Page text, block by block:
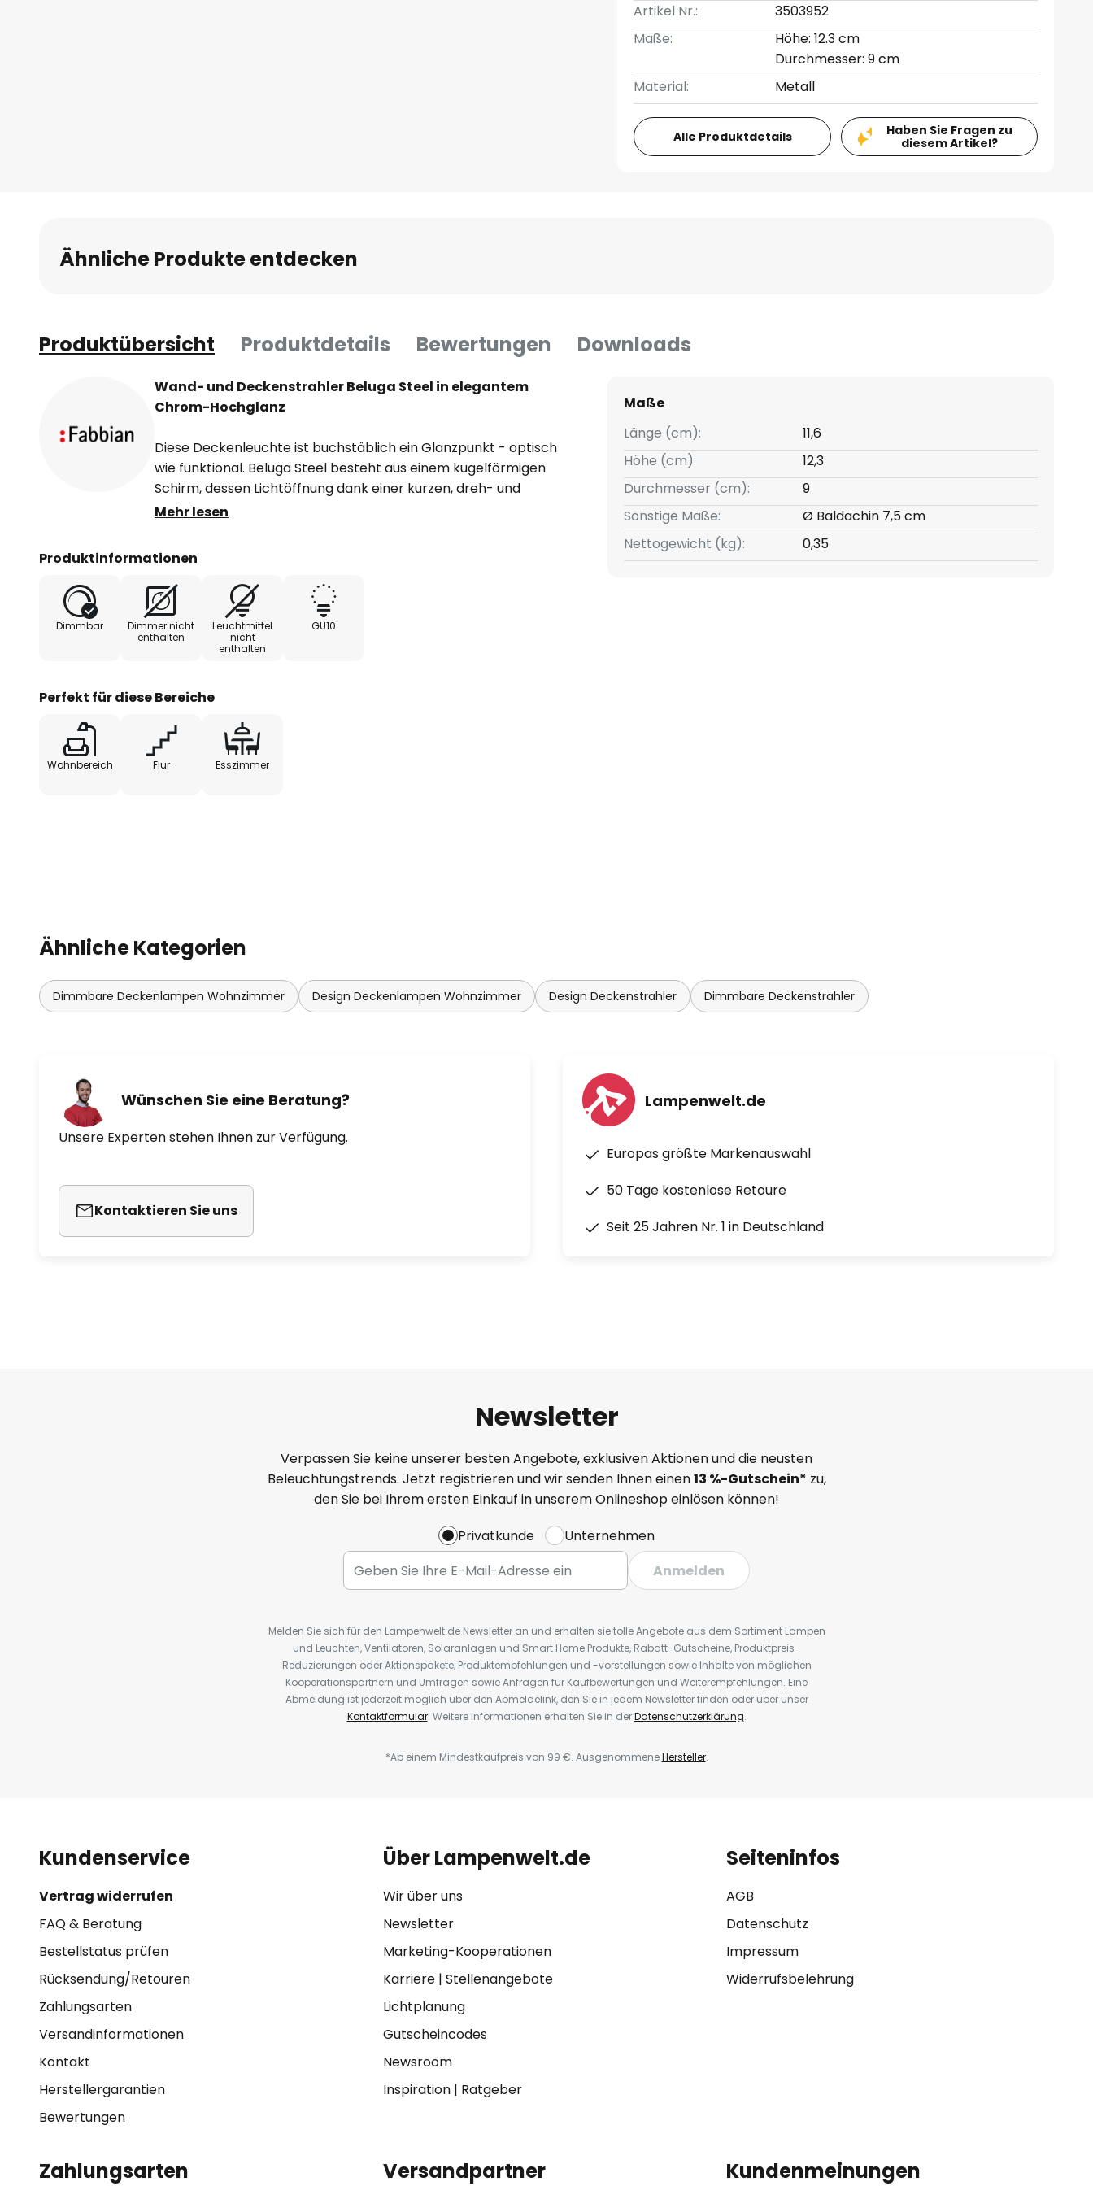
Artikel Nr.:
3503952
Maße:
Höhe: 12.3 cm
Durchmesser: 9 cm
Material:
Metall
Alle Produktdetails
Haben Sie Fragen zu
diesem Artikel?
Ähnliche Produkte entdecken
Produktübersicht Produktdetails Bewertungen Downloads
Wand- und Deckenstrahler Beluga Steel in elegantem
Chrom-Hochglanz
Diese Deckenleuchte ist buchstäblich ein Glanzpunkt - optisch
wie funktional. Beluga Steel besteht aus einem kugelförmigen
Schirm, dessen Lichtöffnung dank einer kurzen, dreh- und
schwenkbaren Halterung in die gewünschte Richtung orientiert
Wohnzimmer spenden oder zur gezielten Beleuchtung von
Der renommierte Industriedesigner Marc Sadler, kreativer Kopf
hinter richtungweisenden Konzepten auf diversen Gebieten, hat
Beluga Steel ein glänzendes Chromfinish spendiert, das vom
kommt. Dieses verleiht der vom italienischen Hersteller Fabbian
Mehr lesen
Produktinformationen
Dimmbar
Dimmer nicht
enthalten
Leuchtmittel
nicht
enthalten
GU10
Perfekt für diese Bereiche
Wohnbereich Flur Esszimmer
Maße
Länge (cm):
11,6
Höhe (cm):
12,3
Durchmesser (cm):
9
Sonstige Maße:
Ø Baldachin 7,5 cm
Nettogewicht (kg):
0,35
Ähnliche Kategorien
Dimmbare Deckenlampen Wohnzimmer Design Deckenlampen Wohnzimmer Design Deckenstrahler Dimmbare Deckenstrahler
Wünschen Sie eine Beratung?
Unsere Experten stehen Ihnen zur Verfügung.
Kontaktieren Sie uns
Lampenwelt.de
Europas größte Markenauswahl
50 Tage kostenlose Retoure
Seit 25 Jahren Nr. 1 in Deutschland
Newsletter
Verpassen Sie keine unserer besten Angebote, exklusiven Aktionen und die neusten
Beleuchtungstrends. Jetzt registrieren und wir senden Ihnen einen13 %-Gutschein* zu,
den Sie bei Ihrem ersten Einkauf in unserem Onlineshop einlösen können!
Privatkunde
Unternehmen
Anmelden
Melden Sie sich für den Lampenwelt.de Newsletter an und erhalten sie tolle Angebote aus dem Sortiment Lampen
und Leuchten, Ventilatoren, Solaranlagen und Smart Home Produkte, Rabatt-Gutscheine, Produktpreis-
Reduzierungen oder Aktionspakete, Produktempfehlungen und -vorstellungen sowie Inhalte von möglichen
Kooperationspartnern und Umfragen sowie Anfragen für Kaufbewertungen und Weiterempfehlungen. Eine
Abmeldung ist jederzeit möglich über den Abmeldelink, den Sie in jedem Newsletter finden oder über unser
Kontaktformular. Weitere Informationen erhalten Sie in derDatenschutzerklärung.
*Ab einem Mindestkaufpreis von 99 €. AusgenommeneHersteller.
Kundenservice
Vertrag widerrufen
FAQ & Beratung
Bestellstatus prüfen
Rücksendung/Retouren
Zahlungsarten
Versandinformationen
Kontakt
Herstellergarantien
Bewertungen
Über Lampenwelt.de
Wir über uns
Newsletter
Marketing-Kooperationen
Karriere| Stellenangebote
Lichtplanung
Gutscheincodes
Newsroom
Inspiration| Ratgeber
Seiteninfos
AGB
Datenschutz
Impressum
Widerrufsbelehrung
Zahlungsarten Versandpartner Kundenmeinungen